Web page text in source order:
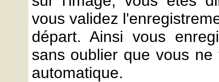
vous validez
départ. Ainsi vous
sans oublier que vous
automatique.